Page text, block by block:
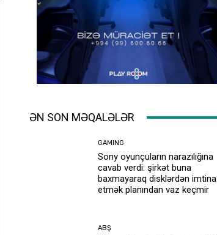
ƏN SON MƏQALƏLƏR
GAMING
Sony oyunçuların narazılığına
cavab verdi: şirkət buna
baxmayaraq disklərdən imtina
etmək planından vaz keçmir
ABŞ